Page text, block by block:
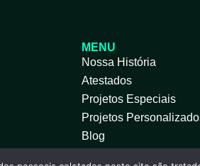
MENU
Nossa História
Atestados
Projetos Especiais
Projetos
Blog